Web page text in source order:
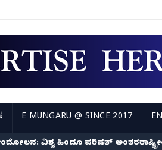
E MUNGARU @ SINCE 2017
ವಿಶ್ವ ಹಿಂದೂ ಪರಿಷತ್